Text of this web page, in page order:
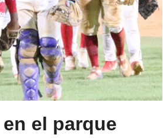
el parque